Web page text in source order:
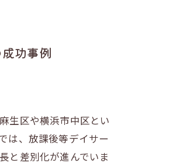
功事例
生区や横浜市中区とい
は、放課後等デイサー
と差別化が進んでいま